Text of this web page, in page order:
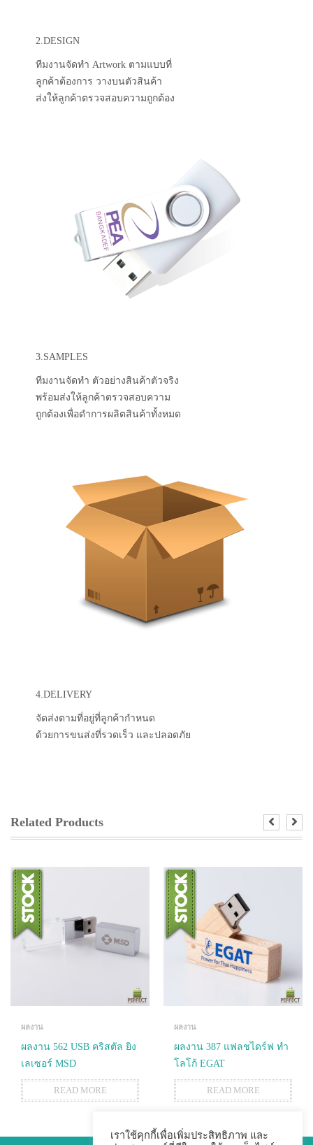
2.DESIGN
ทีมงานจัดทำ Artwork ตามแบบที่
ลูกค้าต้องการ วางบนตัวสินค้า
ส่งให้ลูกค้าตรวจสอบความถูกต้อง
3.SAMPLES
ทีมงานจัดทำ ตัวอย่างสินค้าตัวจริง
พร้อมส่งให้ลูกค้าตรวจสอบความ
ถูกต้องเพื่อดำการผลิตสินค้าทั้งหมด
4.DELIVERY
จัดส่งตามที่อยู่ที่ลูกค้ากำหนด
ด้วยการขนส่งที่รวดเร็ว และปลอดภัย
Related Products
ผลงาน
ผลงาน 562 USB คริสตัล ยิง
เลเซอร์ MSD
READ MORE
ผลงาน
ผลงาน 387 แฟลชไดร์ฟ ทำ
โลโก้ EGAT
READ MORE
เราใช้คุกกี้เพื่อเพิ่มประสิทธิภาพ และ